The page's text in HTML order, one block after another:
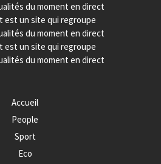
du moment en direct
est un site qui regroupe
du moment en direct
est un site qui regroupe
du moment en direct
Accueil
People
Sport
Eco